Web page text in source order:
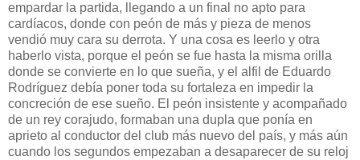
empardar la partida, llegando a un final no apto para
cardíacos, donde con peón de más y pieza de menos
vendió muy cara su derrota. Y una cosa es leerlo y otra
haberlo vista, porque el peón se fue hasta la misma orilla
donde se convierte en lo que sueña, y el alfil de Eduardo
Rodríguez debía poner toda su fortaleza en impedir la
concreción de ese sueño. El peón insistente y acompañado
de un rey corajudo, formaban una dupla que ponía en
aprieto al conductor del club más nuevo del país, y más aún
cuando los segundos empezaban a desaparecer de su reloj